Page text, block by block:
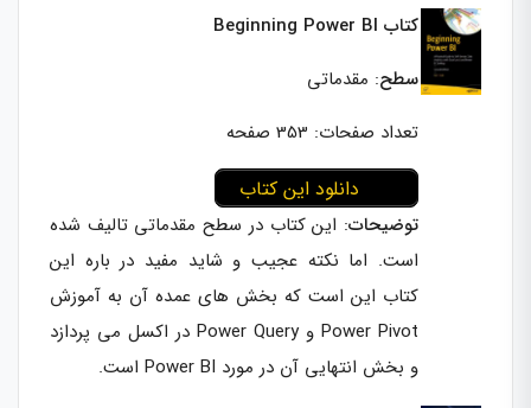
کتاب Beginning Power BI
سطح: مقدماتی
تعداد صفحات: 353 صفحه
دانلود این کتاب
توضیحات: این کتاب در سطح مقدماتی تالیف شده
است. اما نکته عجیب و شاید مفید در باره این
کتاب این است که بخش های عمده آن به آموزش
Power Pivot و Power Query در اکسل می پردازد
و بخش انتهایی آن در مورد Power BI است.